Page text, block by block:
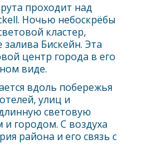
проходит над
Ночью небоскрёбы
кластер,
Бискейн. Эта
центр города в его
виде.
вдоль побережья
улиц и
световую
городом. С воздуха
района и его связь с